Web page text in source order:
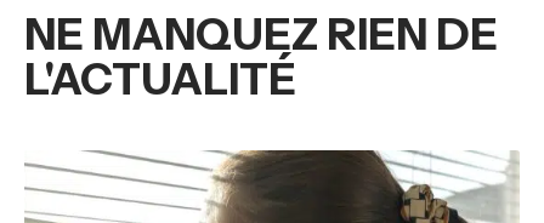
NE MANQUEZ RIEN DE
L'ACTUALITÉ